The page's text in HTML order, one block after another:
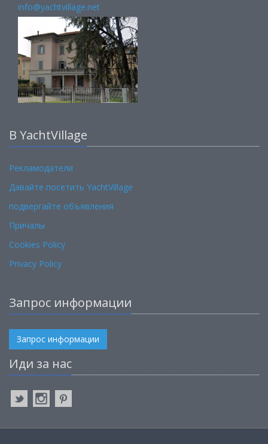
info@yachtvillage.net
В YachtVillage
Рекламодатели
Давайте посетить YachtVillage
подвергайте объявления
Причалы
Cookies Policy
Privacy Policy
Запрос информации
Запрос информации
Иди за нас